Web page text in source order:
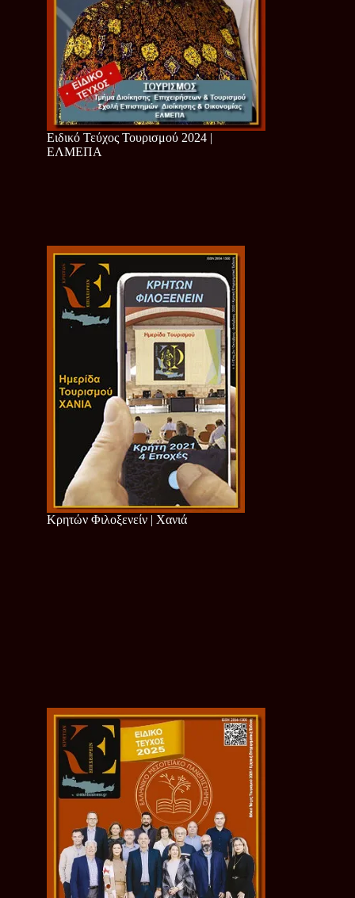
Ειδικό Τεύχος Τουρισμού 2024 |
ΕΛΜΕΠΑ
Κρητών Φιλοξενείν | Χανιά